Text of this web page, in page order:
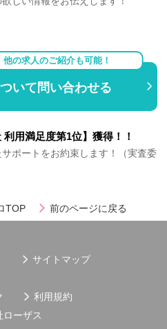
の求人のご紹介も可能！
いて問い合わせる
利用満足度第1位】獲得！！
ポートをお約束します！（実査委
TOP 前のページに戻る
サイトマップ
利用規約
ローザス